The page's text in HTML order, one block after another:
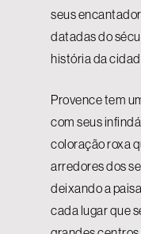
seus
datadas do
história da
Provence tem
com seus
coloração roxa
arredores dos
deixando a
cada lugar que